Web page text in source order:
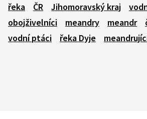
řeka
ČR Jihomoravský kraj
obojživelníci
meandry meandr
vodní ptáci
řeka Dyje